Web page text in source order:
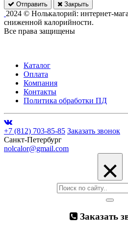
Отправить Закрыть
2024 © Нолькалорий: интернет-
сниженной калорийности.
Все права защищены
Каталог
Оплата
Компания
Контакты
Политика обработки ПД
+7 (812) 703-85-85 Заказать звонок
Санкт-Петербург
nolcalor@gmail.com
×
Заказать